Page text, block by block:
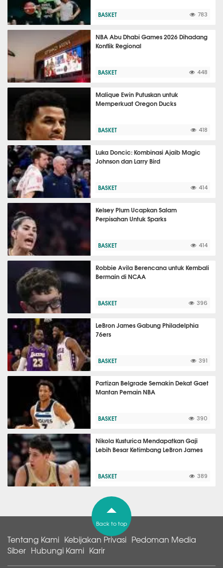
BASKET 783
NBA Abu Dhabi Games 2026 Dihadang
Konflik Regional
BASKET 448
Malique Ewin Putuskan untuk
Memperkuat Oregon Ducks
BASKET 418
Luka Doncic: Kombinasi Ajaib Magic
Johnson dan Larry Bird
BASKET 414
Kelsey Plum Ucapkan Salam
Perpisahan Untuk Sparks
BASKET 414
Robbie Avila Berencana untuk Kembali
Bermain di NCAA
BASKET 396
LeBron James Gabung Philadelphia
76ers
BASKET 391
Partizan Belgrade Semakin Dekat Gaet
Mantan Pemain NBA
BASKET 390
Nikola Kusturica Mendapatkan Gaji
Lebih Besar Ketimbang LeBron James
BASKET 389
Back to top
Tentang Kami Kebijakan Privasi Pedoman Media
Siber Hubungi Kami Karir